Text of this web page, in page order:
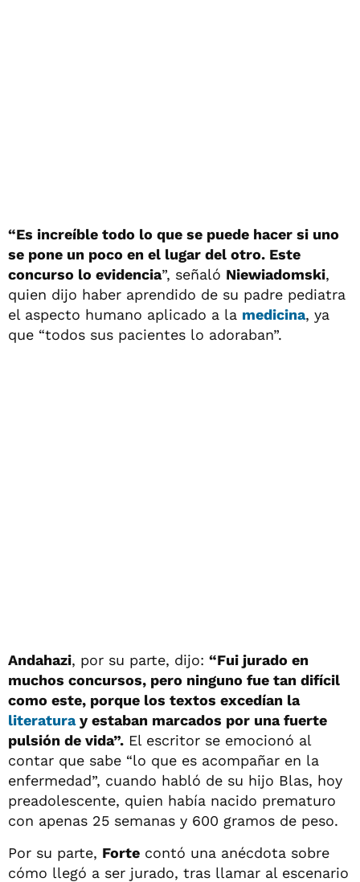
“Es increíble todo lo que se puede hacer si uno
se pone un poco en el lugar del otro. Este
concurso lo evidencia”, señaló Niewiadomski,
quien dijo haber aprendido de su padre pediatra
el aspecto humano aplicado a la medicina, ya
que “todos sus pacientes lo adoraban”.
Andahazi, por su parte, dijo: “Fui jurado en
muchos concursos, pero ninguno fue tan difícil
como este, porque los textos excedían la
literaturay estaban marcados por una fuerte
pulsión de vida”. El escritor se emocionó al
contar que sabe “lo que es acompañar en la
enfermedad”, cuando habló de su hijo Blas, hoy
preadolescente, quien había nacido prematuro
con apenas 25 semanas y 600 gramos de peso.
Por su parte, Forte contó una anécdota sobre
cómo llegó a ser jurado, tras llamar al escenario